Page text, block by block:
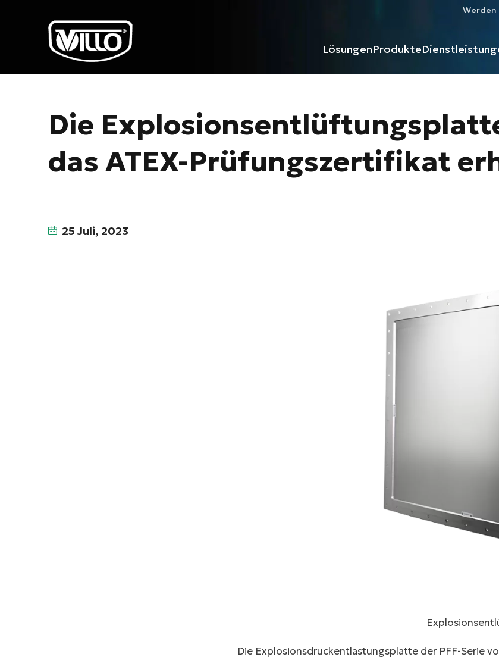
Werden
LösungenProdukte
Die
das ATEX-Prüfungszertifikat
25 Juli, 2023
Die Explosionsdruckentlastungsplatte der PFF-Serie